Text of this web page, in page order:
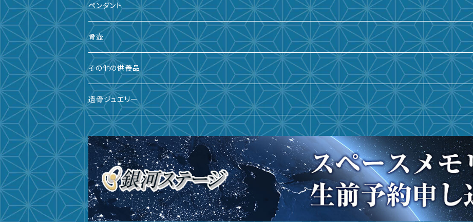
ペンダント
骨壺
備前焼
九谷焼
有田焼
瀬戸焼
ガラス
その他の供養品
遺骨ジュエリー
遺骨ダイヤ
台座・リング
台座・ネックレス